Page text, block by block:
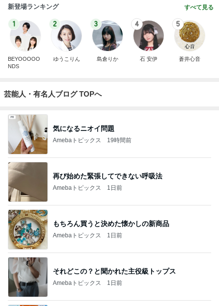
新登場ランキング すべて見る
1
BEYOOOOO
NDS
2
ゆうこりん
3
島倉りか
4
石 安伊
5
蒼井心音
芸能人・有名人ブログ TOPへ
気になるニオイ問題
Amebaトピックス 19時間前
再び始めた緊張してできない呼吸法
Amebaトピックス 1日前
もちろん買うと決めた懐かしの新商品
Amebaトピックス 1日前
それどこの？と聞かれた主役級トップス
Amebaトピックス 1日前